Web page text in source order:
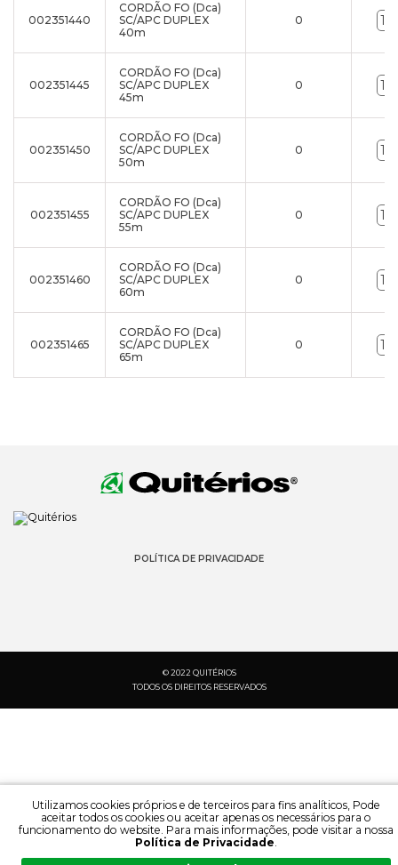
002351440
CORDÃO FO (Dca)
SC/APC DUPLEX
40m
0
002351445
CORDÃO FO (Dca)
SC/APC DUPLEX
45m
0
002351450
CORDÃO FO (Dca)
SC/APC DUPLEX
50m
0
002351455
CORDÃO FO (Dca)
SC/APC DUPLEX
55m
0
002351460
CORDÃO FO (Dca)
SC/APC DUPLEX
60m
0
002351465
CORDÃO FO (Dca)
SC/APC DUPLEX
65m
0
POLÍTICA DE PRIVACIDADE
© 2022 QUITÉRIOS
TODOS OS DIREITOS RESERVADOS
PESQUISA:
IDIOMA:
Utilizamos cookies próprios e de terceiros para fins analíticos, Pode
aceitar todos os cookies ou aceitar apenas os necessários para o
funcionamento do website. Para mais informações, pode visitar a nossa
Política de Privacidade.